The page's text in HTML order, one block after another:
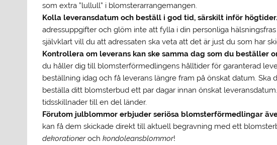
som extra ”lullull” i blomsterarrangemangen.
Kolla leveransdatum och beställ i god tid, särskilt inför högtider.
adressuppgifter och glöm inte att fylla i din personliga
självklart vill du att adressaten ska veta att det är just du som har
Kontrollera om leverans kan ske samma dag som du beställer
du håller dig till blomsterförmedlingens hålltider för garanterad
beställning idag och få leverans längre fram på önskat datum. Ska
beställa ditt blomsterbud ett par dagar innan önskat
tidsskillnader till en del länder.
Förutom julblommor erbjuder seriösa blomsterförmedlingar
kan få dem skickade direkt till aktuell begravning med ett
dekorationerochkondoleansblommor!